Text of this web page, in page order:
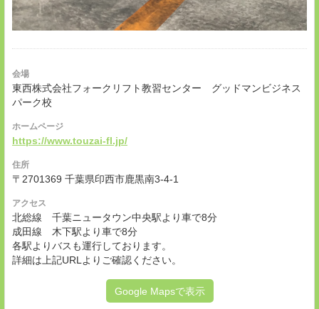
会場
東西株式会社フォークリフト教習センター グッドマンビジネス
パーク校
ホームページ
https://www.touzai-fl.jp/
住所
〒2701369 千葉県印西市鹿黒南3-4-1
アクセス
北総線 千葉ニュータウン中央駅より車で8分
成田線 木下駅より車で8分
各駅よりバスも運行しております。
詳細は上記URLよりご確認ください。
Google Mapsで表示